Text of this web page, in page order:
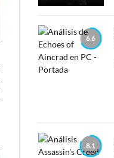
6.6
8.1